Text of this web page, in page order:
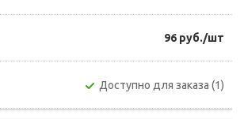
96 руб./шт
Доступно для заказа (1)